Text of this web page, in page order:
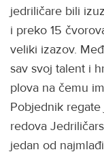
jedriličare bili
i preko 15
veliki izazov.
sav svoj talent i
plova na čemu
Pobjednik regate
redova
jedan od